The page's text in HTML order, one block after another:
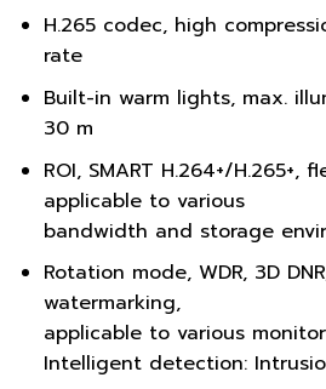
H.265 codec, high
rate
Built-in warm lights, max.
30 m
ROI, SMART H.264+/H.265+,
applicable to various
bandwidth and storage
Rotation mode, WDR, 3D
watermarking,
applicable to various
Intelligent detection: